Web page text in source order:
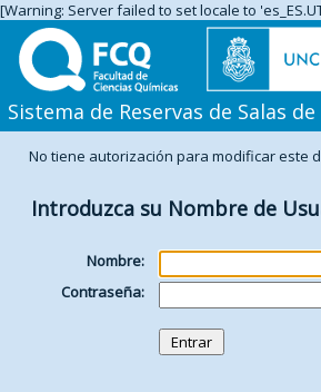
[Warning: Server failed to set locale to
Sistema de Reservas de Salas
No tiene autorización para modificar este
Introduzca su Nombre de
Nombre:
Contraseña: